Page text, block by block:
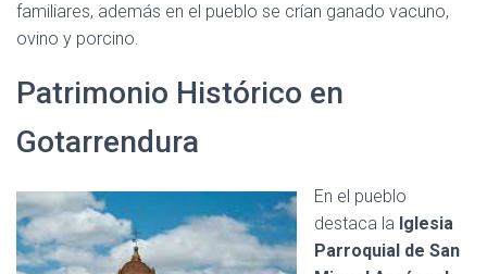
familiares, además en el pueblo se crían ganado vacuno,
ovino y porcino.
Patrimonio Histórico en
Gotarrendura
En el pueblo
destaca la Iglesia
Parroquial de San